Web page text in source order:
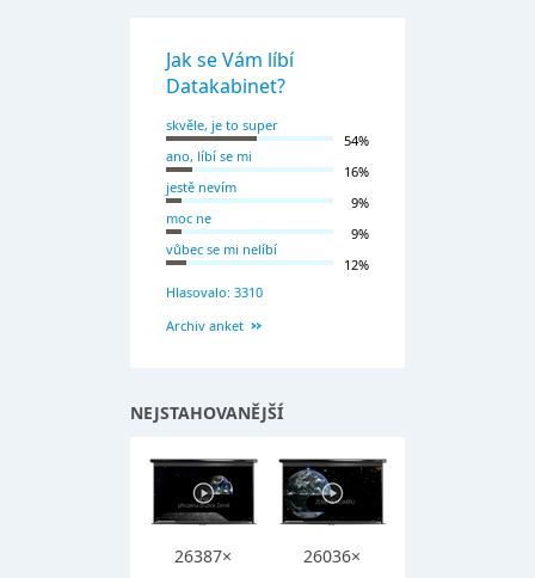
Jak se Vám líbí
Datakabinet?
skvěle, je to super
54%
ano, líbí se mi
16%
jestě nevím
9%
moc ne
9%
vůbec se mi nelíbí
12%
Hlasovalo: 3310
Archiv anket
NEJSTAHOVANĚJŠÍ
26387× 26036×